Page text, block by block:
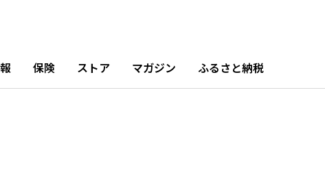
保険 ストア マガジン ふるさと納税